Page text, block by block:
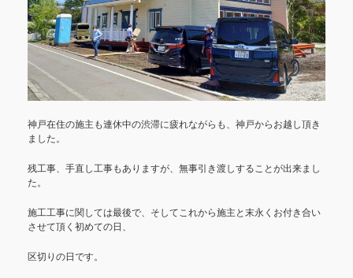
神戸在住の施主も連休中の渋滞に疲れながらも、神戸からお越し頂き
ました。
残工事、手直し工事もありますが、無事引き渡しすることが出来まし
た。
施工工事に関しては最後で、そしてこれから施主と末永くお付き合い
させて頂く初めての日、
区切りの日です。